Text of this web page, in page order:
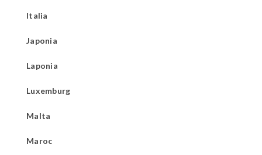
Italia
Japonia
Laponia
Luxemburg
Malta
Maroc